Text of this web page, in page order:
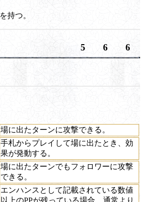
を持つ。
5 6 6
場に出たターンに攻撃できる。
手札からプレイして場に出たとき、効
果が発動する。
場に出たターンでもフォロワーに攻撃
できる。
エンハンスとして記載されている数値
以上のPPが残っている場合、通常より